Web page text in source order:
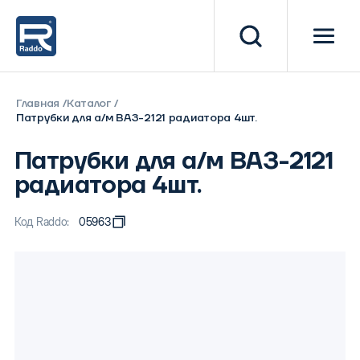
Главная Каталог
Патрубки для а/м ВАЗ-2121 радиатора 4шт.
Патрубки для а/м ВАЗ-2121
радиатора 4шт.
Код Raddo: 05963